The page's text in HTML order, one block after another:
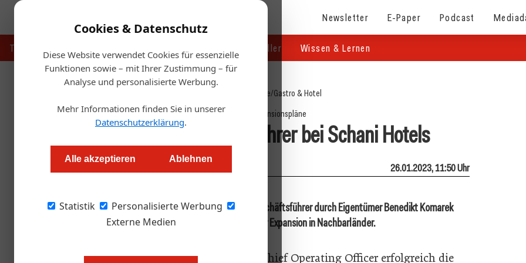
Cookies & Datenschutz
Diese Website verwendet Cookies für essenzielle
Funktionen sowie – mit Ihrer Zustimmung – für
Analyse und personalisierte Werbung.
Mehr Informationen finden Sie in unserer
Datenschutzerklärung.
Alle akzeptieren Ablehnen
Statistik
Personalisierte Werbung
Externe Medien
Newsletter E-Paper Podcast
Touristik Handel & Hersteller Wissen & Lernen
Startseite/Gastro & Hotel
Expansionspläne
Neuer Geschäftsführer bei Schani Hotels
Markus Höller 26.01.2023, 11:50 Uhr
Mit der Bestellung von Markus Marth zum Geschäftsführer durch Eigentümer Benedikt Komarek
folgt ein weiterer, wichtiger Schritt im Zuge der Expansion in Nachbarländer.
Markus Marth trug fünf Jahre als Chief Operating Officer erfolgreich die